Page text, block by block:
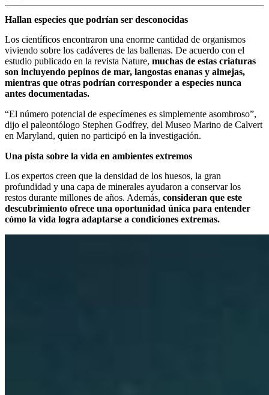
Hallan especies que podrían ser desconocidas
Los científicos encontraron una enorme cantidad de organismos
viviendo sobre los cadáveres de las ballenas. De acuerdo con el
estudio publicado en la revista Nature, muchas de estas criaturas
son incluyendo pepinos de mar, langostas enanas y almejas,
mientras que otras podrían corresponder a especies nunca
antes documentadas.
“El número potencial de especímenes es simplemente asombroso”,
dijo el paleontólogo Stephen Godfrey, del Museo Marino de Calvert
en Maryland, quien no participó en la investigación.
Una pista sobre la vida en ambientes extremos
Los expertos creen que la densidad de los huesos, la gran
profundidad y una capa de minerales ayudaron a conservar los
restos durante millones de años. Además, consideran que este
descubrimiento ofrece una oportunidad única para entender
cómo la vida logra adaptarse a condiciones extremas.